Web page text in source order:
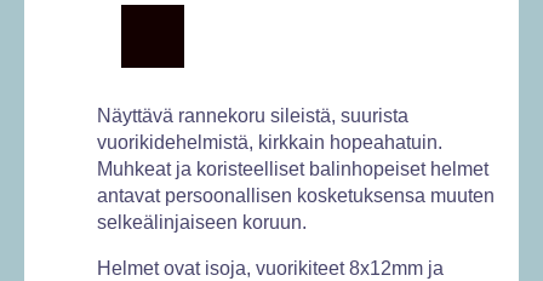
Näyttävä rannekoru sileistä, suurista
vuorikidehelmistä, kirkkain hopeahatuin.
Muhkeat ja koristeelliset balinhopeiset helmet
antavat persoonallisen kosketuksensa muuten
selkeälinjaiseen koruun.
Helmet ovat isoja, vuorikiteet 8x12mm ja